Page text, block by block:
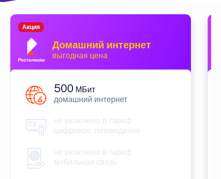
Домашний интернет
выгодная цена
Акция
500 МБит
домашний интернет
не включено в тариф
цифровое телевидение
не включена в тариф
мобильная связь